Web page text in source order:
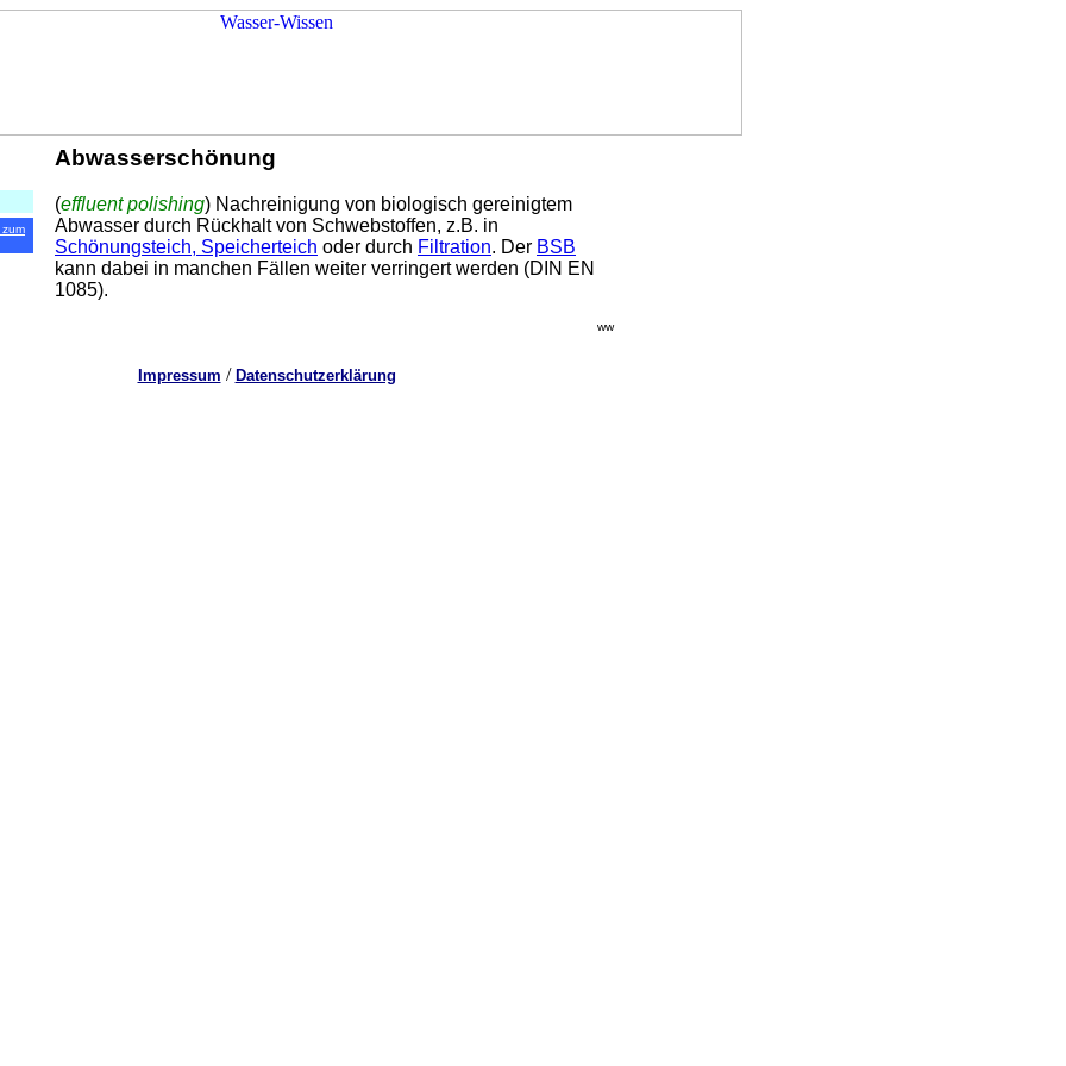
zum
Abwasserschönung
(effluent polishing) Nachreinigung von biologisch gereinigtem
Abwasser durch Rückhalt von Schwebstoffen, z.B. in
Schönungsteich, Speicherteich oder durch Filtration. Der BSB
kann dabei in manchen Fällen weiter verringert werden (DIN EN
1085).
ww
Impressum / Datenschutzerklärung